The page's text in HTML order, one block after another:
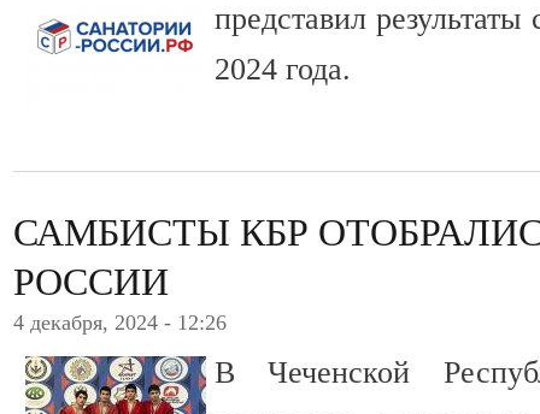
представил
2024 года.
САМБИСТЫ КБР
РОССИИ
4 декабря, 2024 - 12:26
В Чеченской